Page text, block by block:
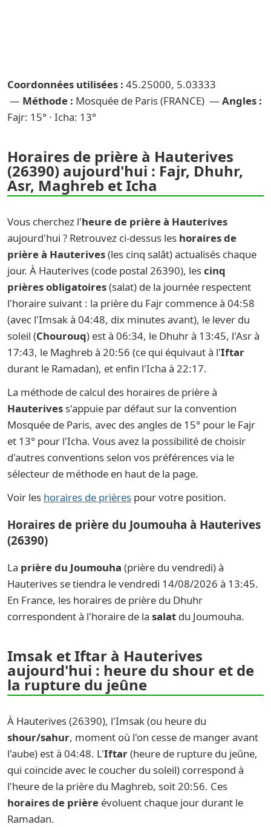
Coordonnées utilisées : 45.25000, 5.03333
— Méthode : Mosquée de Paris (FRANCE) — Angles :
Fajr: 15° · Icha: 13°
Horaires de prière à Hauterives
(26390) aujourd'hui : Fajr, Dhuhr,
Asr, Maghreb et Icha
Vous cherchez l'heure de prière à Hauterives
aujourd'hui ? Retrouvez ci-dessus les horaires de
prière à Hauterives(les cinq salât) actualisés chaque
jour. À Hauterives (code postal 26390), lescinq
prières obligatoires(salat) de la journée respectent
l'horaire suivant : la prière du Fajr commence à 04:58
(avec l'Imsak à 04:48, dix minutes avant), le lever du
soleil (Chourouq) est à 06:34, le Dhuhr à 13:45, l'Asr à
17:43, le Maghreb à 20:56 (ce qui équivaut à l'Iftar
durant le Ramadan), et enfin l'Icha à 22:17.
La méthode de calcul des horaires de prière à
Hauterives s'appuie par défaut sur la convention
Mosquée de Paris, avec des angles de 15° pour le Fajr
et 13° pour l'Icha. Vous avez la possibilité de choisir
d'autres conventions selon vos préférences via le
sélecteur de méthode en haut de la page.
Voir les horaires de prières pour votre position.
Horaires de prière du Joumouha à Hauterives
(26390)
La prière du Joumouha (prière du vendredi) à
Hauterives se tiendra le vendredi 14/08/2026 à 13:45.
En France, les horaires de prière du Dhuhr
correspondent à l'horaire de la salat du Joumouha.
Imsak et Iftar à Hauterives
aujourd'hui : heure du shour et de
la rupture du jeûne
À Hauterives (26390), l'Imsak (ou heure du
shour/sahur, moment où l'on cesse de manger avant
l'aube) est à 04:48. L'Iftar(heure de rupture du jeûne,
qui coïncide avec le coucher du soleil) correspond à
l'heure de la prière du Maghreb, soit 20:56. Ces
horaires de prière évoluent chaque jour durant le
Ramadan.